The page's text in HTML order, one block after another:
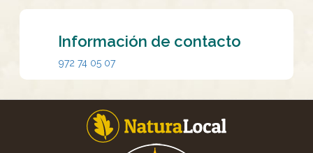
Información de contacto
972 74 05 07